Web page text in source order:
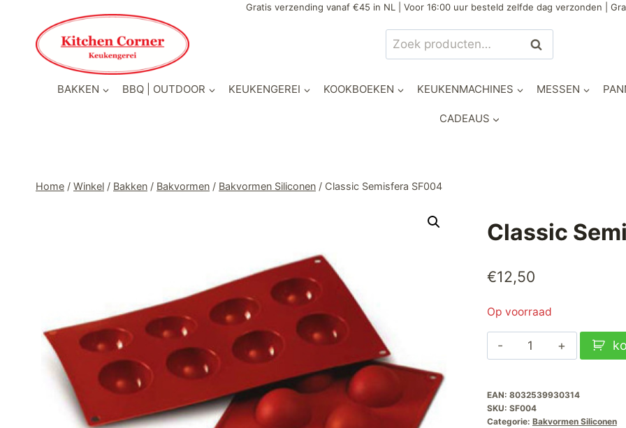
inhoud
Gratis verzending vanaf €45 in NL | Voor 16:00 uur besteld zelfde dag verzonden |
Zoeken
naar:
Zoeken
BAKKEN BBQ | OUTDOOR KEUKENGEREI KOOKBOEKEN KEUKENMACHINES MESSEN
CADEAUS
Home / Winkel / Bakken / Bakvormen / Bakvormen Siliconen / Classic Semisfera SF004
Classic
€12,50
Op voorraad
Classic
Semisfera
aantal
EAN: 8032539930314
SKU: SF004
Categorie: Bakvormen Siliconen